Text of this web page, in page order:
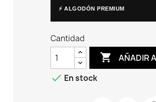
⚡ ALGODÓN PREMIUM
Cantidad
 AÑADIR
 En stock